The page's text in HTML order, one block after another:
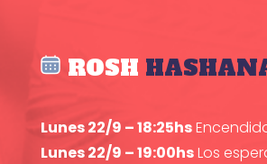
ROSH
Lunes 22/9 – 18:25hs
Lunes 22/9 – 19:00hsLos